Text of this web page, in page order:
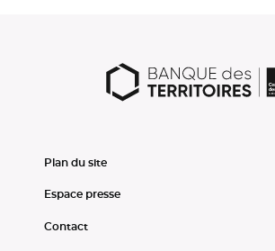
Plan du site
Espace presse
Contact